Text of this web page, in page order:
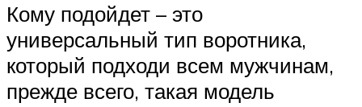
Кому подойдет – это
универсальный тип воротника,
который подходи всем мужчинам,
прежде всего, такая модель